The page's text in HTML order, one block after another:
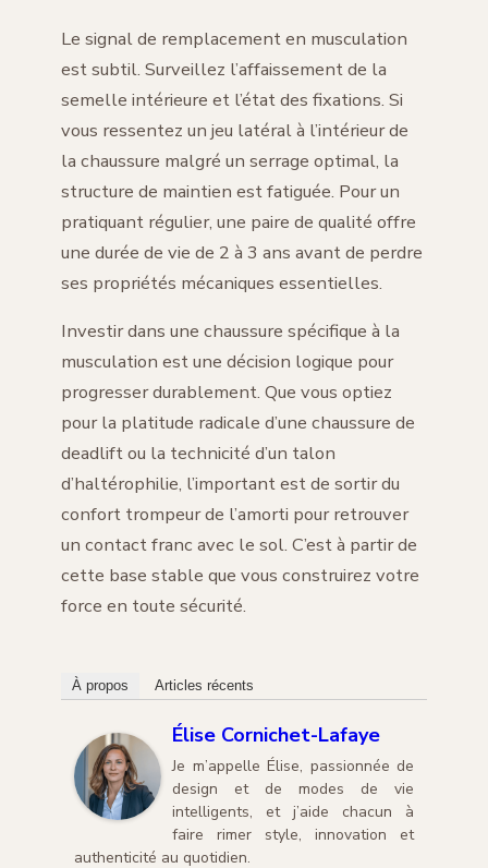
Le signal de remplacement en musculation
est subtil. Surveillez l’affaissement de la
semelle intérieure et l’état des fixations. Si
vous ressentez un jeu latéral à l’intérieur de
la chaussure malgré un serrage optimal, la
structure de maintien est fatiguée. Pour un
pratiquant régulier, une paire de qualité offre
une durée de vie de 2 à 3 ans avant de perdre
ses propriétés mécaniques essentielles.
Investir dans une chaussure spécifique à la
musculation est une décision logique pour
progresser durablement. Que vous optiez
pour la platitude radicale d’une chaussure de
deadlift ou la technicité d’un talon
d’haltérophilie, l’important est de sortir du
confort trompeur de l’amorti pour retrouver
un contact franc avec le sol. C’est à partir de
cette base stable que vous construirez votre
force en toute sécurité.
À propos Articles récents
Élise Cornichet-Lafaye
Je m’appelle Élise, passionnée de
design et de modes de vie
intelligents, et j’aide chacun à
faire rimer style, innovation et
authenticité au quotidien.